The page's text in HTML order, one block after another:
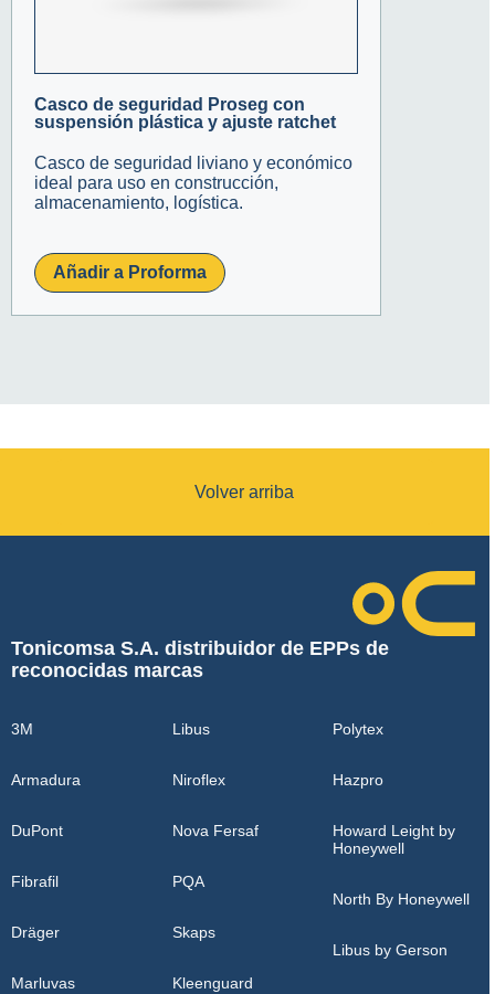
Casco de seguridad Proseg con
suspensión plástica y ajuste ratchet
Casco de seguridad liviano y económico
ideal para uso en construcción,
almacenamiento, logística.
Añadir a Proforma
Volver arriba
Tonicomsa S.A. distribuidor de EPPs de
reconocidas marcas
3M
Armadura
DuPont
Fibrafil
Dräger
Marluvas
Libus
Niroflex
Nova Fersaf
PQA
Skaps
Kleenguard
Polytex
Hazpro
Howard Leight by
Honeywell
North By Honeywell
Libus by Gerson